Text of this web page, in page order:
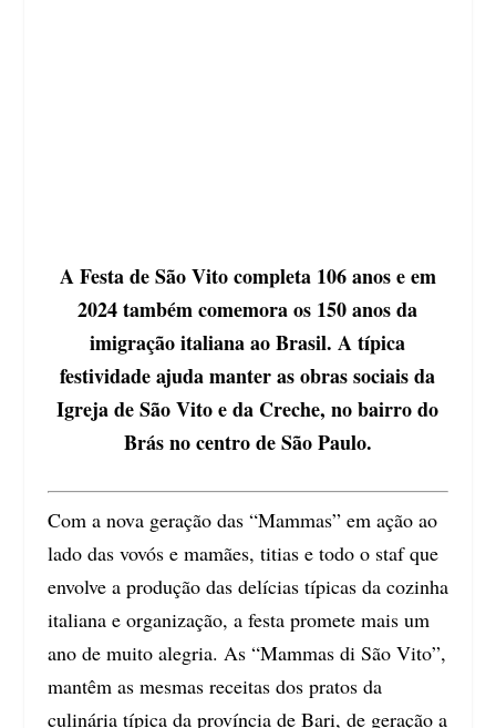
A Festa de São Vito completa 106 anos e em
2024 também comemora os 150 anos da
imigração italiana ao Brasil. A típica
festividade ajuda manter as obras sociais da
Igreja de São Vito e da Creche, no bairro do
Brás no centro de São Paulo.
Com a nova geração das “Mammas” em ação ao
lado das vovós e mamães, titias e todo o staf que
envolve a produção das delícias típicas da cozinha
italiana e organização, a festa promete mais um
ano de muito alegria. As “Mammas di São Vito”,
mantêm as mesmas receitas dos pratos da
culinária típica da província de Bari, de geração a